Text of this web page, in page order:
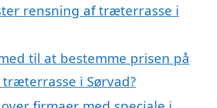
rensning af træterrasse i
til at bestemme prisen på
i Sørvad?